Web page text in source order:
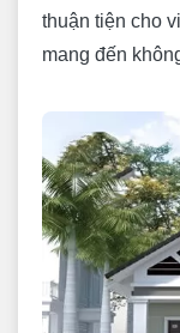
thuận tiện cho
mang đến